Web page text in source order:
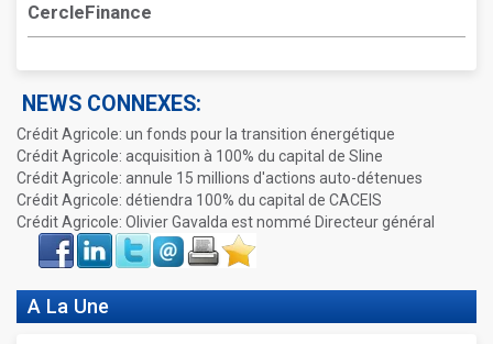
CercleFinance
NEWS CONNEXES:
Crédit Agricole: un fonds pour la transition énergétique
Crédit Agricole: acquisition à 100% du capital de Sline
Crédit Agricole: annule 15 millions d'actions auto-détenues
Crédit Agricole: détiendra 100% du capital de CACEIS
Crédit Agricole: Olivier Gavalda est nommé Directeur général
Face
book
LinkIn Twitter Envoyer ImprimerFavoris
A La Une